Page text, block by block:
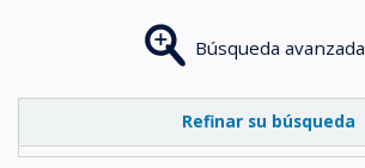
Búsqueda avanzada
Refinar su búsqueda